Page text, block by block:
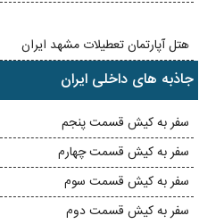
هتل آپارتمان تعطیلات مشهد ایران
جاذبه های داخلی ایران
سفر به کیش قسمت پنجم
سفر به کیش قسمت چهارم
سفر به کیش قسمت سوم
سفر به کیش قسمت دوم